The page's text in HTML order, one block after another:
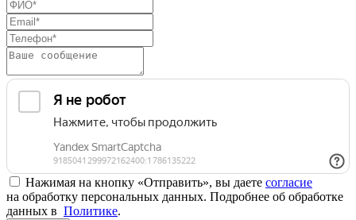
Нажимая на кнопку «Отправить», вы даете согласие
на обработку персональных данных. Подробнее об обработке
данных в Политике.